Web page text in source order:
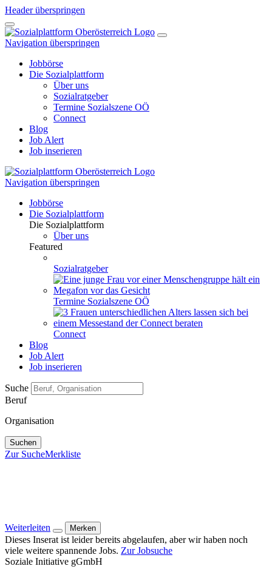
Header überspringen
Navigation überspringen
Jobbörse
Die Sozialplattform
Über uns
Sozialratgeber
Termine Sozialszene OÖ
Connect
Blog
Job Alert
Job inserieren
Navigation überspringen
Jobbörse
Die Sozialplattform
Die Sozialplattform
Über uns
Featured
Sozialratgeber
Termine Sozialszene OÖ
Connect
Blog
Job Alert
Job inserieren
Suche
Beruf
Organisation
Suchen
Zur SucheMerkliste
Weiterleiten Merken
Dieses Inserat ist leider bereits abgelaufen, aber wir haben noch
viele weitere spannende Jobs. Zur Jobsuche
Soziale Initiative gGmbH